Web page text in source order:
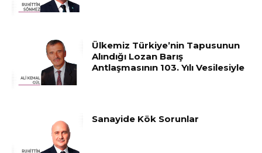
Ülkemiz Türkiye’nin Tapusunun
Alındığı Lozan Barış
Antlaşmasının 103. Yılı Vesilesiyle
Sanayide Kök Sorunlar